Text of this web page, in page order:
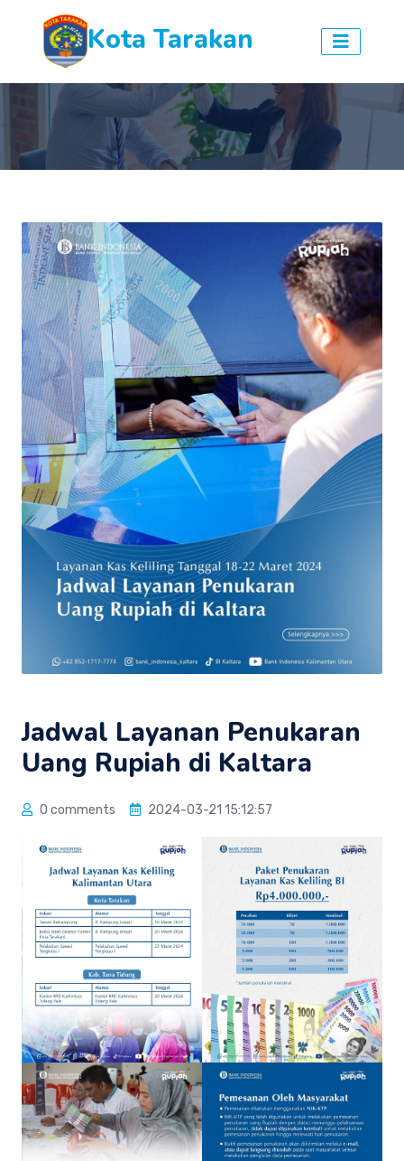
Kota Tarakan
Jadwal Layanan Penukaran
Uang Rupiah di Kaltara
0 comments 2024-03-21 15:12:57